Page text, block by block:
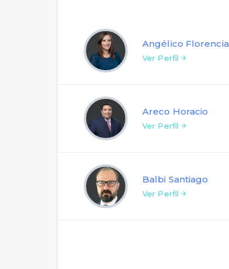
Angélico Florencia
Ver Perfil
Areco Horacio
Ver Perfil
Balbi Santiago
Ver Perfil